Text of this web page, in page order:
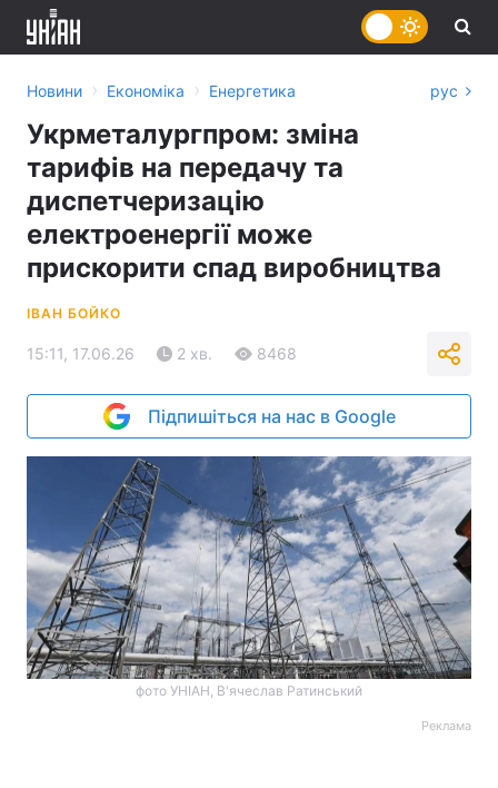
Новини › Економіка › Енергетика рус
Укрметалургпром: зміна
тарифів на передачу та
диспетчеризацію
електроенергії може
прискорити спад виробництва
ІВАН БОЙКО
15:11, 17.06.26 2 хв. 8468
Підпишіться на нас в Google
фото УНІАН, В'ячеслав Ратинський
Реклама